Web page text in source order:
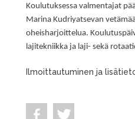
Koulutuksessa valmentajat
Marina Kudriyatsevan
oheisharjoittelua.
lajitekniikka ja laji- sekä
Ilmoittautuminen ja